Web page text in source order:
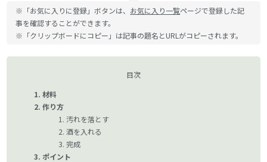
※「お気に入りに登録」ボタンは、 お気に入り一覧ページで登録した記
事を確認することができます。
※「クリップボードにコピー」は記事の題名とURLがコピーされます。
目次
材料
作り方
汚れを落とす
酒を入れる
完成
ポイント